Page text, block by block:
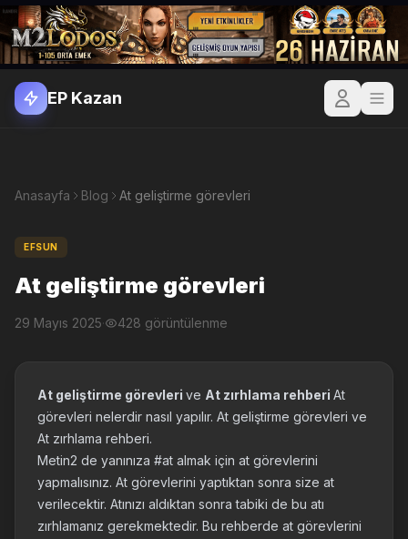
EP Kazan
Anasayfa Blog At geliştirme görevleri
EFSUN
At geliştirme görevleri
29 Mayıs 2025· 428 görüntülenme
At geliştirme görevleri ve At zırhlama rehberi At
görevleri nelerdir nasıl yapılır. At geliştirme görevleri ve
At zırhlama rehberi.
Metin2 de yanınıza #at almak için at görevlerini
yapmalısınız. At görevlerini yaptıktan sonra size at
verilecektir. Atınızı aldıktan sonra tabiki de bu atı
zırhlamanız gerekmektedir. Bu rehberde at görevlerini